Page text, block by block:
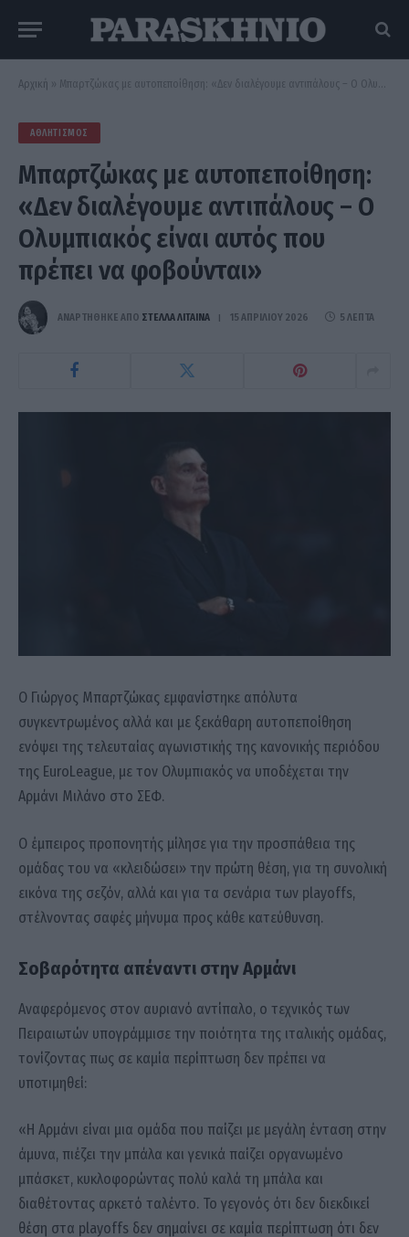
Αρχική » Μπαρτζώκας με αυτοπεποίθηση: «Δεν διαλέγουμε αντιπάλους – Ο Ολυμπιακός είναι αυτός που πρέπει να φοβούνται»
ΑΘΛΗΤΙΣΜΌΣ
Μπαρτζώκας με αυτοπεποίθηση:
«Δεν διαλέγουμε αντιπάλους – Ο
Ολυμπιακός είναι αυτός που
πρέπει να φοβούνται»
ΑΝΑΡΤΗΘΗΚΕ ΑΠΟ ΣΤΈΛΛΑ ΛΊΤΑΙΝΑ 15 ΑΠΡΙΛΊΟΥ 2026 5 ΛΕΠΤΆ
Ο Γιώργος Μπαρτζώκας εμφανίστηκε απόλυτα
συγκεντρωμένος αλλά και με ξεκάθαρη αυτοπεποίθηση
ενόψει της τελευταίας αγωνιστικής της κανονικής περιόδου
της EuroLeague, με τον Ολυμπιακός να υποδέχεται την
Αρμάνι Μιλάνο στο ΣΕΦ.
Ο έμπειρος προπονητής μίλησε για την προσπάθεια της
ομάδας του να «κλειδώσει» την πρώτη θέση, για τη συνολική
εικόνα της σεζόν, αλλά και για τα σενάρια των playoffs,
στέλνοντας σαφές μήνυμα προς κάθε κατεύθυνση.
Σοβαρότητα απέναντι στην Αρμάνι
Αναφερόμενος στον αυριανό αντίπαλο, ο τεχνικός των
Πειραιωτών υπογράμμισε την ποιότητα της ιταλικής ομάδας,
τονίζοντας πως σε καμία περίπτωση δεν πρέπει να
υποτιμηθεί:
«Η Αρμάνι είναι μια ομάδα που παίζει με μεγάλη ένταση στην
άμυνα, πιέζει την μπάλα και γενικά παίζει οργανωμένο
μπάσκετ, κυκλοφορώντας πολύ καλά τη μπάλα και
διαθέτοντας αρκετό ταλέντο. Το γεγονός ότι δεν διεκδικεί
θέση στα playoffs δεν σημαίνει σε καμία περίπτωση ότι δεν